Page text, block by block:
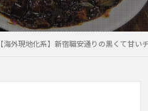
【海外現地化系】新宿職安通りの黒くて甘い